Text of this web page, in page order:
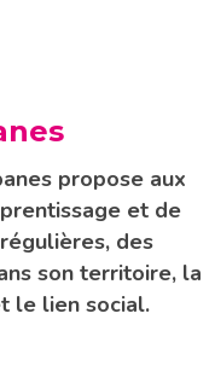
propose aux
et de
des
son territoire, la
le lien social.